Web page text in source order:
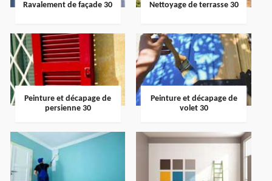
Ravalement de façade 30 Nettoyage de terrasse 30
Peinture et décapage de
persienne 30
Peinture et décapage de
volet 30